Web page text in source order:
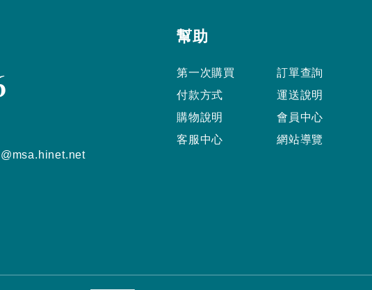
幫助
第一次購買
訂單查詢
付款方式
運送說明
購物說明
會員中心
客服中心
網站導覽